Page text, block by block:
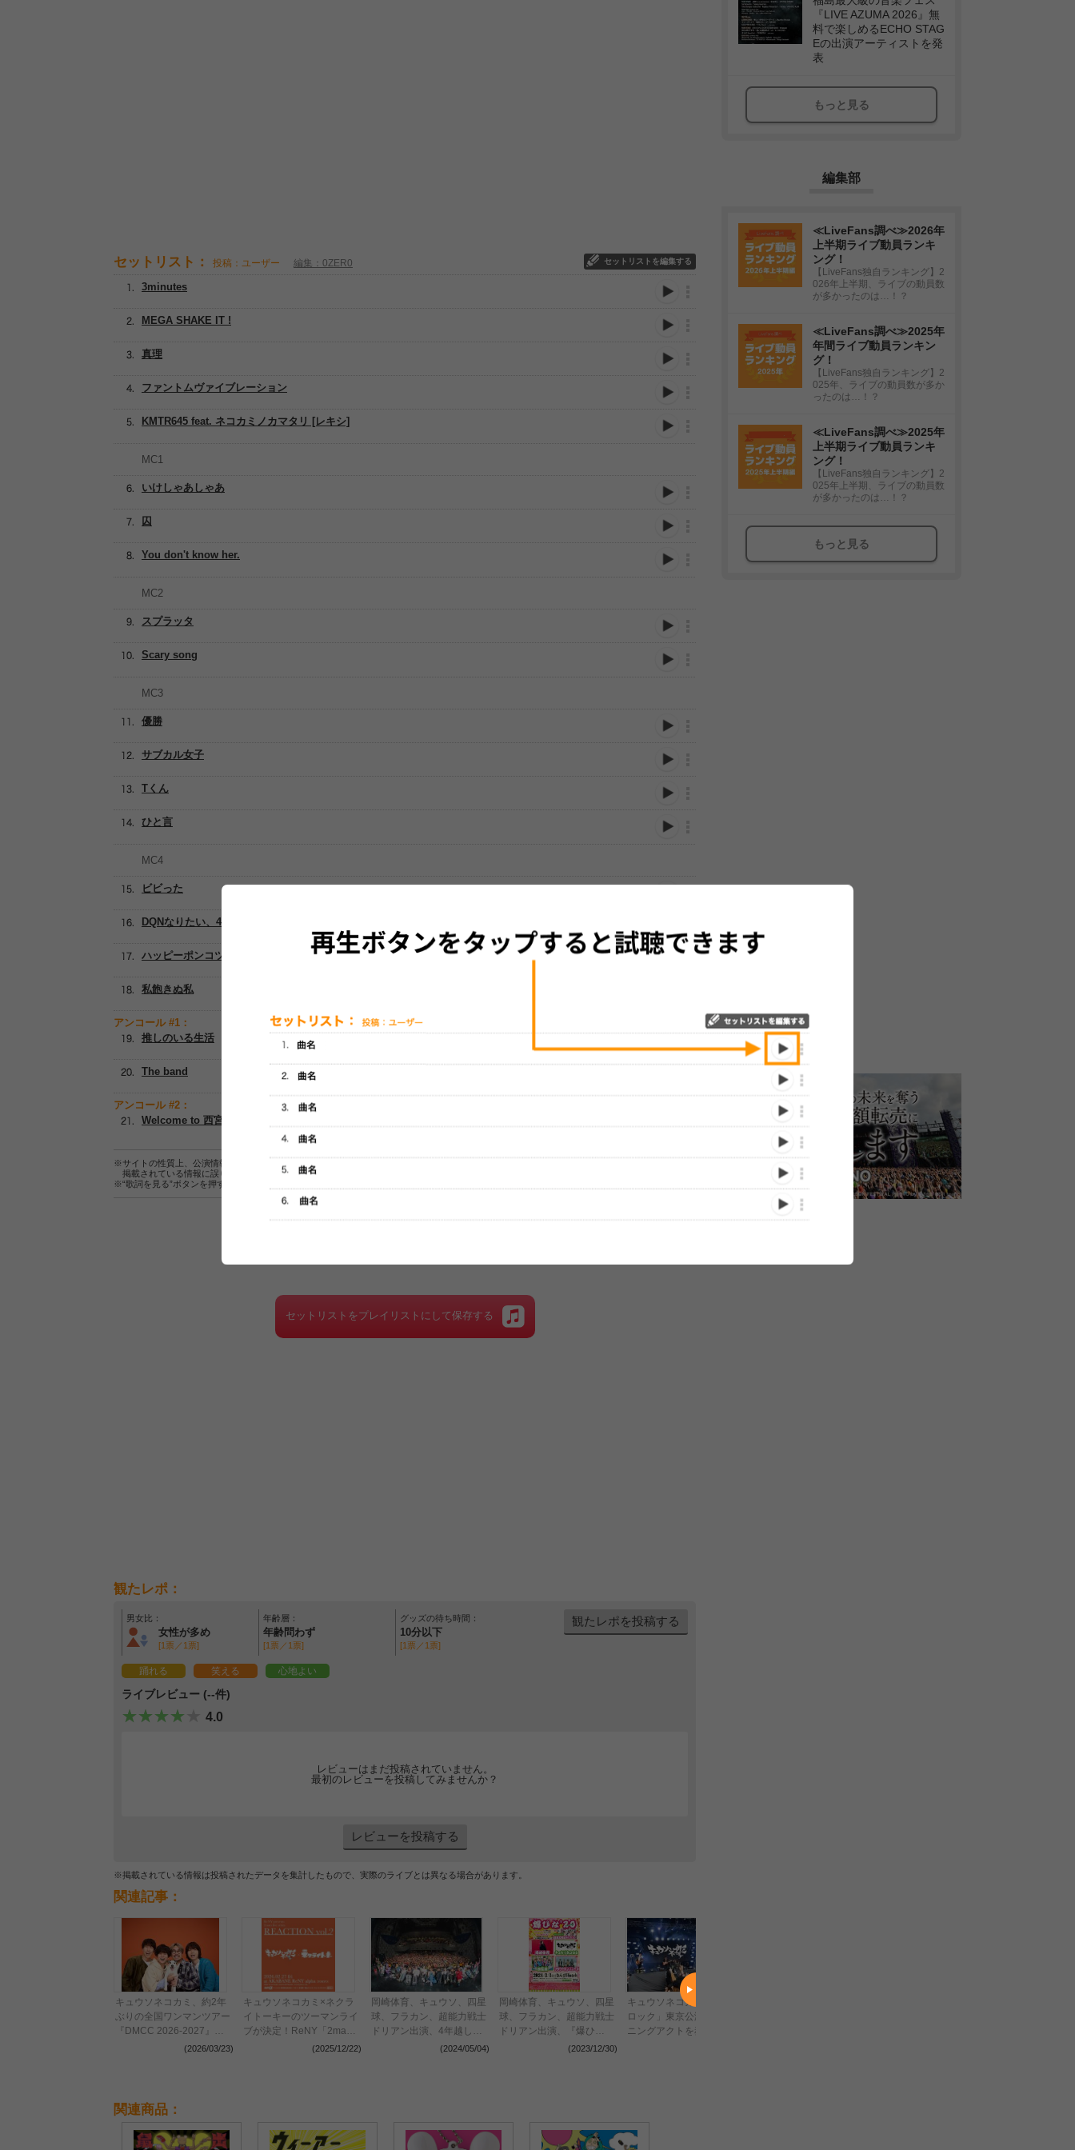
セットリスト： 投稿：ユーザー 編集：0ZER0 セットリストを編集する
ファントムヴァイブレーション
You don't know her.
MC2
Scary song
MC3
3minutes
KMTR645 feat. ネコカミノカマタリ [レキシ]
MC1
いけしゃあしゃあ
囚
MEGA SHAKE IT !
スプラッタ
真理
優勝
サブカル女子
Tくん
ひと言
MC4
ビビった
DQNなりたい、40代で死にたい
ハッピーポンコツ
私飽きぬ私
アンコール #1：
推しのいる生活
The band
アンコール #2：
Welcome to 西宮
※サイトの性質上、公演情報およびセットリスト情報の正確性は保証されませんので、あらかじめご了承ください。
掲載されている情報に誤りがある場合は、 こちらよりご連絡をお願い致します。
※“歌詞を見る”ボタンを押すと、株式会社ページワンが運営する歌詞サイト「
セットリストをプレイリストにして保存する
観たレポ：
男女比：
女性が多め
[1票／1票]
年齢層：
年齢問わず
[1票／1票]
グッズの待ち時間：
10分以下
[1票／1票]
観たレポを投稿する
踊れる 笑える 心地よい
ライブレビュー (--件)
4.0
レビューはまだ投稿されていません。
最初のレビューを投稿してみませんか？
レビューを投稿する
※掲載されている情報は投稿されたデータを集計したもので、実際のライブとは異なる場合があります。
関連記事：
キュウソネコカミ、約2年
ぶりの全国ワンマンツアー
『DMCC 2026-2027』開
(2026/03/23)
キュウソネコカミ×ネクラ
イトーキーのツーマンライ
ブが決定！ReNY「2man
live seriesREACTION」第
(2025/12/22)
岡崎体育、キュウソ、四星
球、フラカン、超能力戦士
ドリアン出演、4年越しの
リベンジ『爆ひな’20』振
(2024/05/04)
岡崎体育、キュウソ、四星
球、フラカン、超能力戦士
ドリアン出演、『爆ひ
な’20』4年越しにリベンジ
(2023/12/30)
キュウソネコカミが「メト
ロック」東京公演でオープ
ニングアクトを務める！＜
関連商品：
『LIVE AZUMA 2026』無
料で楽しめるECHO STAG
Eの出演アーティストを発
表
もっと見る
編集部
≪LiveFans調べ≫2026年
上半期ライブ動員ランキ
ング！
【LiveFans独自ランキング】2
026年上半期、ライブの動員数
が多かったのは…！？
≪LiveFans調べ≫2025年
年間ライブ動員ランキン
グ！
【LiveFans独自ランキング】2
025年、ライブの動員数が多か
ったのは…！？
≪LiveFans調べ≫2025年
上半期ライブ動員ランキ
ング！
【LiveFans独自ランキング】2
025年上半期、ライブの動員数
が多かったのは…！？
もっと見る